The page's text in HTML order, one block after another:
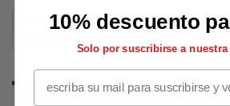
Decoración
Fotomurales
10% descuento
Solo por suscribirse a